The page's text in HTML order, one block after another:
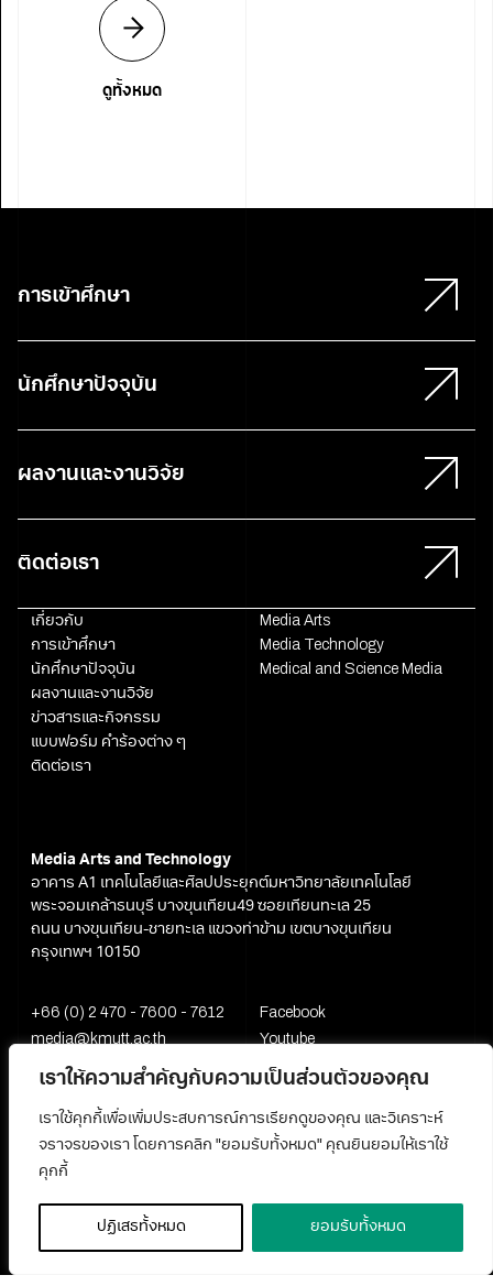
เราให้ความสำคัญกับความเป็นส่วนตัวของคุณ
เราใช้คุกกี้เพื่อเพิ่มประสบการณ์การเรียกดูของคุณ และวิเคราะห์
จราจรของเรา โดยการคลิก "ยอมรับทั้งหมด" คุณยินยอมให้เราใช้
คุกกี้
ปฏิเสธทั้งหมด ยอมรับทั้งหมด
ดูทั้งหมด
การเข้าศึกษา
นักศึกษาปัจจุบัน
ผลงานและงานวิจัย
ติดต่อเรา
เกี่ยวกับ
การเข้าศึกษา
นักศึกษาปัจจุบัน
ผลงานและงานวิจัย
ข่าวสารและกิจกรรม
แบบฟอร์ม คำร้องต่าง ๆ
ติดต่อเรา
Media Arts
Media Technology
Medical and Science Media
Media Arts and Technology
อาคาร A1 เทคโนโลยีและศิลปประยุกต์มหาวิทยาลัยเทคโนโลยี
พระจอมเกล้าธนบุรี บางขุนเทียน49 ซอยเทียนทะเล 25
ถนน บางขุนเทียน-ชายทะเล แขวงท่าข้าม เขตบางขุนเทียน
กรุงเทพฯ 10150
+66 (0) 2 470 - 7600 - 7612
media@kmutt.ac.th
Facebook
Youtube